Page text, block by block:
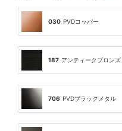
030 PVDコッパー
187 アンティークブロンズ
706 PVDブラックメタル